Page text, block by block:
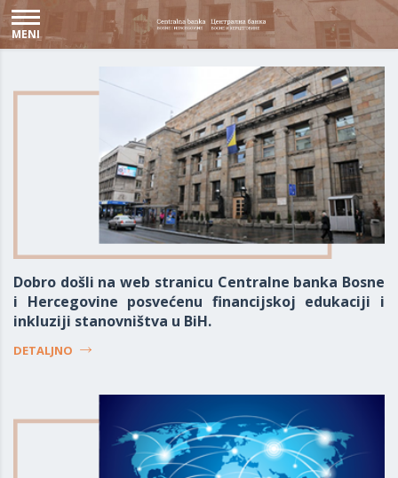
MENI
Dobro došli na web stranicu Centralne banka Bosne
i Hercegovine posvećenu financijskoj edukaciji i
inkluziji stanovništva u BiH.
DETALJNO